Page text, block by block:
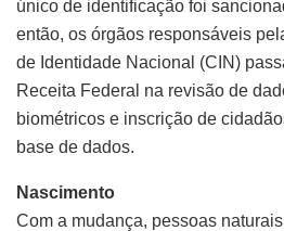
único de identificação foi
então, os órgãos responsáveis
de Identidade Nacional (CIN)
Receita Federal na revisão de
biométricos e inscrição de
base de dados.
Nascimento
Com a mudança, pessoas